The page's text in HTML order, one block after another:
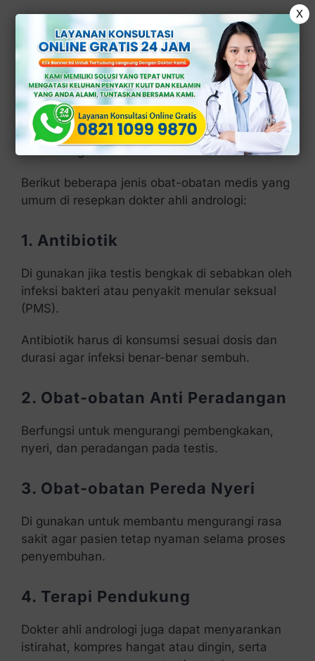
Obat Ampuh Testis
Bengkak Menurut
Medis
Pengobatan testis bengkak tidak bisa di lakukan
sembarangan.
Berikut beberapa jenis obat-obatan medis yang
umum di resepkan dokter ahli andrologi:
1. Antibiotik
Di gunakan jika testis bengkak di sebabkan oleh
infeksi bakteri atau penyakit menular seksual
(PMS).
Antibiotik harus di konsumsi sesuai dosis dan
durasi agar infeksi benar-benar sembuh.
2. Obat-obatan Anti Peradangan
Berfungsi untuk mengurangi pembengkakan,
nyeri, dan peradangan pada testis.
3. Obat-obatan Pereda Nyeri
Di gunakan untuk membantu mengurangi rasa
sakit agar pasien tetap nyaman selama proses
penyembuhan.
4. Terapi Pendukung
Dokter ahli andrologi juga dapat menyarankan
istirahat, kompres hangat atau dingin, serta
X